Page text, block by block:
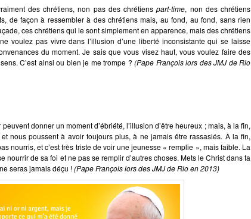
des chrétiens, non pas des chrétienspart-time, non des chrétiens
de façon à ressembler à des chrétiens mais, au fond, au fond, sans rien
ces chrétiens qui le sont simplement en apparence, mais des chrétiens
voulez pas vivre dans l’illusion d’une liberté inconsistante qui se laisse
du moment. Je sais que vous visez haut, vous voulez faire des
C’est ainsi ou bien je me trompe ? (Pape François lors des JMJ de Rio
donner un moment d’ébriété, l’illusion d’être heureux ; mais, à la fin,
nous poussent à avoir toujours plus, à ne jamais être rassasiés. À la fin,
nourris, et c’est très triste de voir une jeunesse « remplie », mais faible. La
nourrir de sa foi et ne pas se remplir d’autres choses. Mets le Christ dans ta
seras jamais déçu !(Pape François lors des JMJ de Rio en 2013)